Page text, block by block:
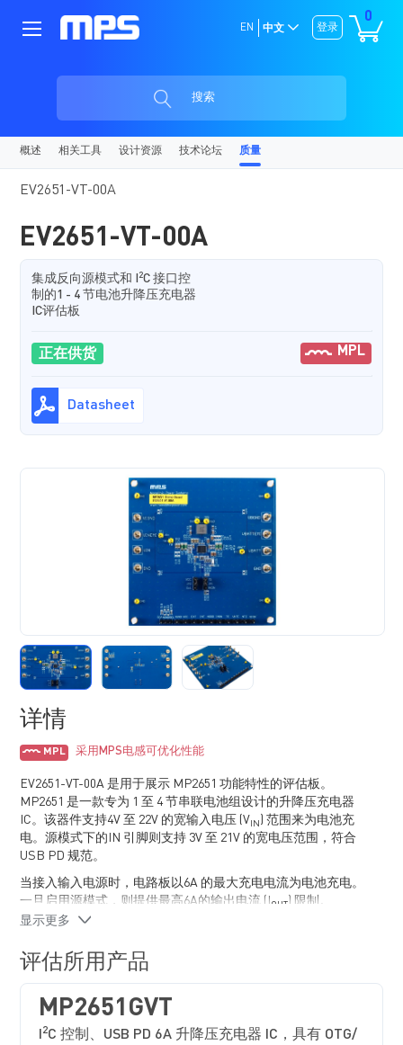
0
登录
EN 中文
搜索
概述 相关工具 设计资源 技术论坛 质量
EV2651-VT-00A
EV2651-VT-00A
集成反向源模式和 I 2C 接口控
制的1 - 4 节电池升降压充电器
IC评估板
正在供货 MPL
Datasheet
详情
MPL 采用MPS电感可优化性能
EV2651-VT-00A 是用于展示 MP2651 功能特性的评估板。
MP2651 是一款专为 1 至 4 节串联电池组设计的升降压充电器
IC。该器件支持4V 至 22V 的宽输入电压 (V IN ) 范围来为电池充
电。源模式下的IN 引脚则支持 3V 至 21V 的宽电压范围，符合
USB PD 规范。
当接入输入电源时，电路板以6A 的最大充电电流为电池充电。
一旦启用源模式，则提供最高6A的输出电流 (I OUT ) 限制。
MP2651 可以通过 I
显示更多
评估所用产品
MP2651GVT
2C 控制、USB PD 6A 升降压充电器 IC，具有 OTG/